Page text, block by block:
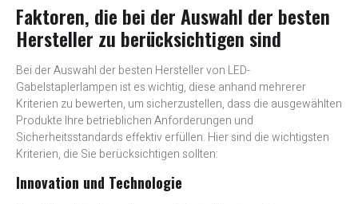
Faktoren, die bei der Auswahl der besten
Hersteller zu berücksichtigen sind
Bei der Auswahl der besten Hersteller von LED-
Gabelstaplerlampen ist es wichtig, diese anhand mehrerer
Kriterien zu bewerten, um sicherzustellen, dass die ausgewählten
Produkte Ihre betrieblichen Anforderungen und
Sicherheitsstandards effektiv erfüllen. Hier sind die wichtigsten
Kriterien, die Sie berücksichtigen sollten:
Innovation und Technologie